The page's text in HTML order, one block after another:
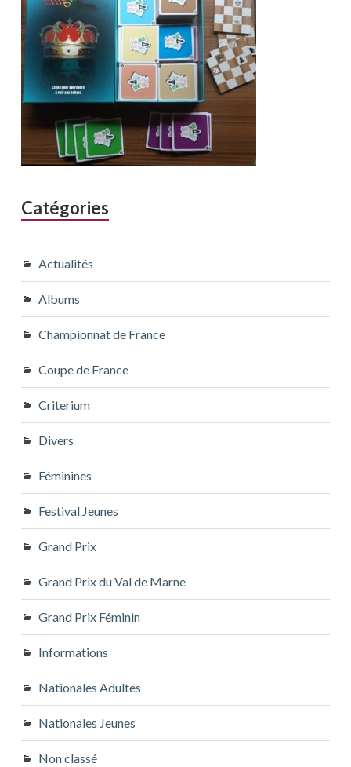
Catégories
Actualités
Albums
Championnat de France
Coupe de France
Criterium
Divers
Féminines
Festival Jeunes
Grand Prix
Grand Prix du Val de Marne
Grand Prix Féminin
Informations
Nationales Adultes
Nationales Jeunes
Non classé